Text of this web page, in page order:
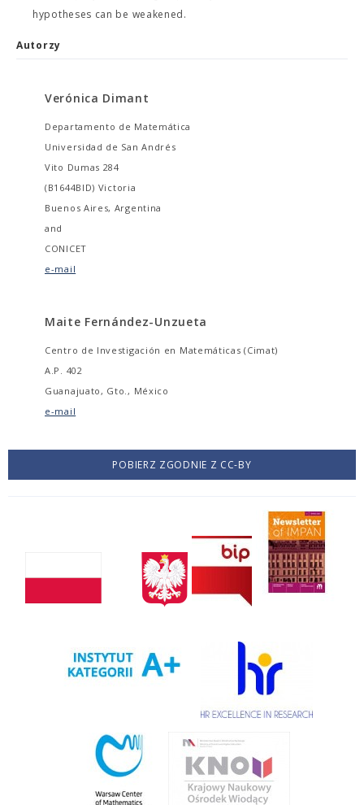
hypotheses can be weakened.
Autorzy
Verónica Dimant
Departamento de Matemática
Universidad de San Andrés
Vito Dumas 284
(B1644BID) Victoria
Buenos Aires, Argentina
and
CONICET
e-mail
Maite Fernández-Unzueta
Centro de Investigación en Matemáticas (Cimat)
A.P. 402
Guanajuato, Gto., México
e-mail
POBIERZ ZGODNIE Z CC-BY